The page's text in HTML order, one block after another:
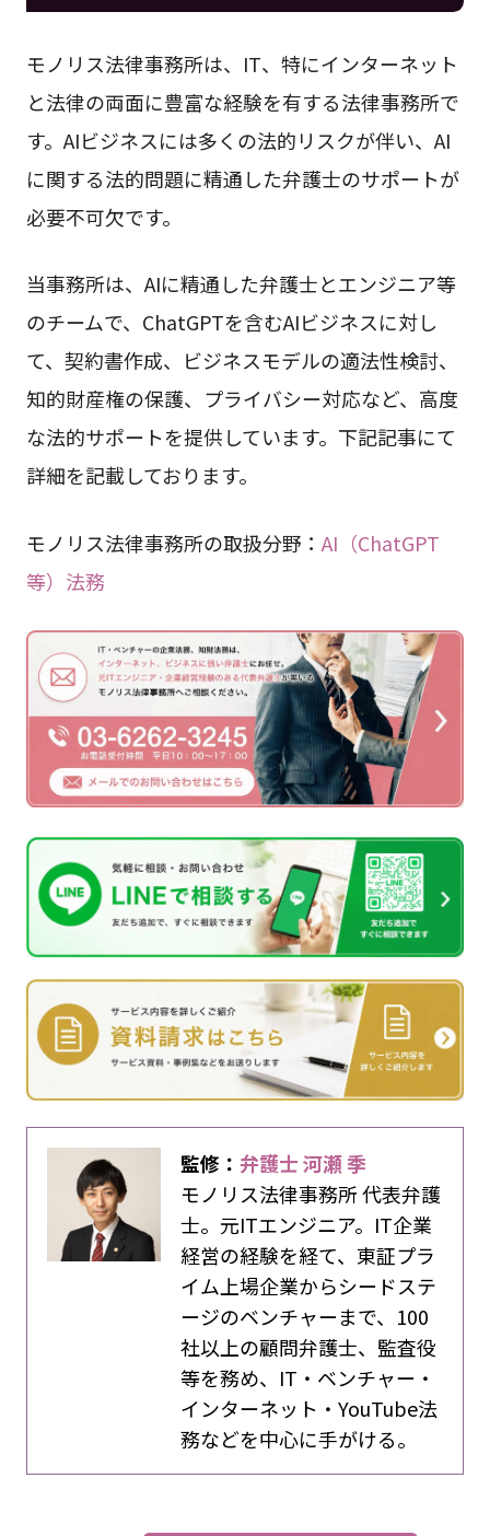
モノリス法律事務所は、IT、特にインターネット
と法律の両面に豊富な経験を有する法律事務所で
す。AIビジネスには多くの法的リスクが伴い、AI
に関する法的問題に精通した弁護士のサポートが
必要不可欠です。
当事務所は、AIに精通した弁護士とエンジニア等
のチームで、ChatGPTを含むAIビジネスに対し
て、契約書作成、ビジネスモデルの適法性検討、
知的財産権の保護、プライバシー対応など、高度
な法的サポートを提供しています。下記記事にて
詳細を記載しております。
モノリス法律事務所の取扱分野： AI（ChatGPT
等）法務
監修：弁護士 河瀬 季
モノリス法律事務所 代表弁護
士。元ITエンジニア。IT企業
経営の経験を経て、東証プラ
イム上場企業からシードステ
ージのベンチャーまで、100
社以上の顧問弁護士、監査役
等を務め、IT・ベンチャー・
インターネット・YouTube法
務などを中心に手がける。